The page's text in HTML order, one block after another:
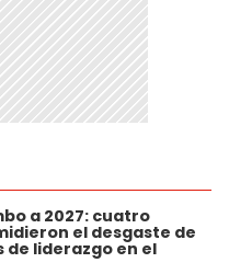
a 2027: cuatro
el desgaste de
de liderazgo en el